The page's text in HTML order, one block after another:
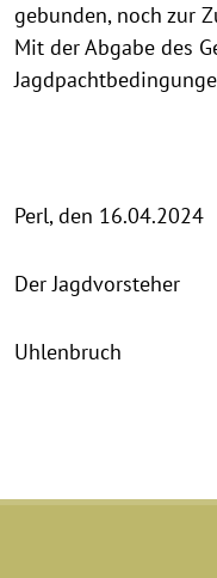
gebunden, noch zur
Mit der Abgabe des
Perl, den 16.04.2024
Der Jagdvorsteher
Uhlenbruch